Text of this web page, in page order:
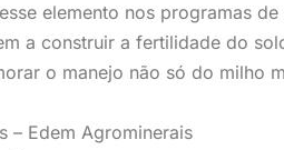
elemento nos programas
a construir a fertilidade do
o manejo não só do milho
– Edem Agrominerais